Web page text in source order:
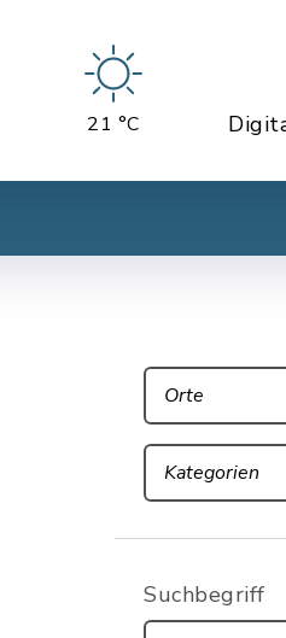
21 °C
Orte
Kategorien
Suchbegriff